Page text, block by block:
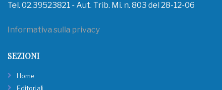
Tel. 02.39523821 - Aut. Trib. Mi. n. 803 del 28-12-06
Informativa sulla privacy
SEZIONI
Home
Editoriali